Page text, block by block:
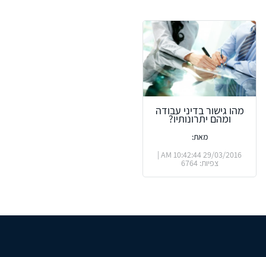
מהו גישור בדיני עבודה
ומהם יתרונותיו?
מאת:
29/03/2016 10:42:44 AM |
צפיות: 6764